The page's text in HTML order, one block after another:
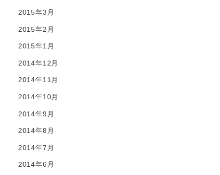
2015年3月
2015年2月
2015年1月
2014年12月
2014年11月
2014年10月
2014年9月
2014年8月
2014年7月
2014年6月